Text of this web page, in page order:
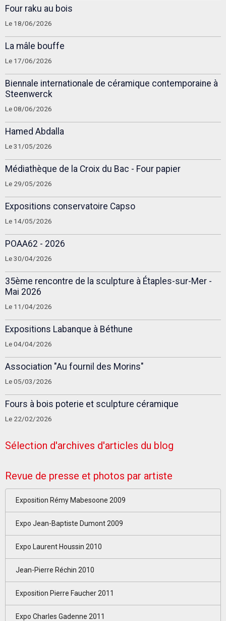
Four raku au bois
Le 18/06/2026
La mâle bouffe
Le 17/06/2026
Biennale internationale de céramique contemporaine à
Steenwerck
Le 08/06/2026
Hamed Abdalla
Le 31/05/2026
Médiathèque de la Croix du Bac - Four papier
Le 29/05/2026
Expositions conservatoire Capso
Le 14/05/2026
POAA62 - 2026
Le 30/04/2026
35ème rencontre de la sculpture à Étaples-sur-Mer -
Mai 2026
Le 11/04/2026
Expositions Labanque à Béthune
Le 04/04/2026
Association "Au fournil des Morins"
Le 05/03/2026
Fours à bois poterie et sculpture céramique
Le 22/02/2026
Sélection d'archives d'articles du blog
Revue de presse et photos par artiste
Exposition Rémy Mabesoone 2009
Expo Jean-Baptiste Dumont 2009
Expo Laurent Houssin 2010
Jean-Pierre Réchin 2010
Exposition Pierre Faucher 2011
Expo Charles Gadenne 2011